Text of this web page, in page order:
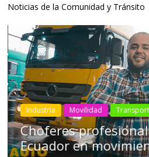
Noticias de la Comunidad y Tránsito
Industria Movilidad
Choferes
Ecuador en